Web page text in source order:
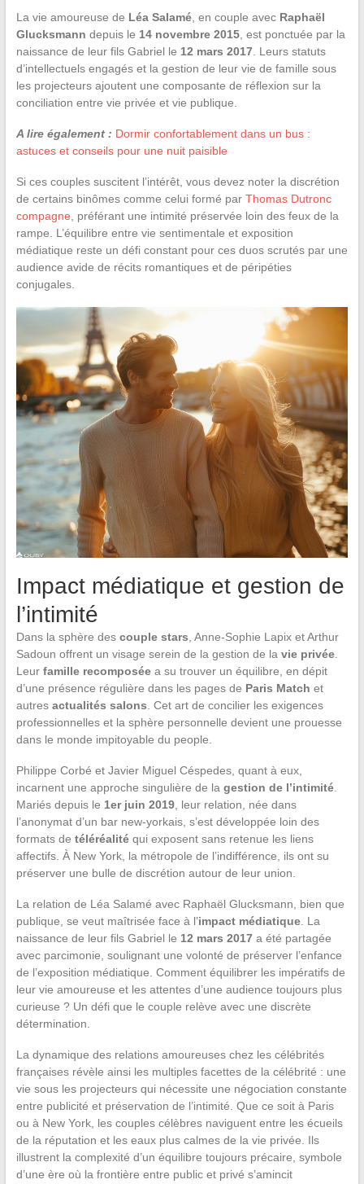
La vie amoureuse de Léa Salamé, en couple avec Raphaël
Glucksmann depuis le 14 novembre 2015, est ponctuée par la
naissance de leur fils Gabriel le 12 mars 2017. Leurs statuts
d’intellectuels engagés et la gestion de leur vie de famille sous
les projecteurs ajoutent une composante de réflexion sur la
conciliation entre vie privée et vie publique.
A lire également : Dormir confortablement dans un bus :
astuces et conseils pour une nuit paisible
Si ces couples suscitent l’intérêt, vous devez noter la discrétion
de certains binômes comme celui formé par Thomas Dutronc
compagne , préférant une intimité préservée loin des feux de la
rampe. L’équilibre entre vie sentimentale et exposition
médiatique reste un défi constant pour ces duos scrutés par une
audience avide de récits romantiques et de péripéties
conjugales.
Impact médiatique et gestion de
l’intimité
Dans la sphère des couple stars , Anne-Sophie Lapix et Arthur
Sadoun offrent un visage serein de la gestion de la vie privée.
Leur famille recomposéea su trouver un équilibre, en dépit
d’une présence régulière dans les pages de Paris Match et
autres actualités salons . Cet art de concilier les exigences
professionnelles et la sphère personnelle devient une prouesse
dans le monde impitoyable du people.
Philippe Corbé et Javier Miguel Céspedes, quant à eux,
incarnent une approche singulière de la gestion de l’intimité.
Mariés depuis le 1er juin 2019, leur relation, née dans
l’anonymat d’un bar new-yorkais, s’est développée loin des
formats de téléréalitéqui exposent sans retenue les liens
affectifs. À New York, la métropole de l’indifférence, ils ont su
préserver une bulle de discrétion autour de leur union.
La relation de Léa Salamé avec Raphaël Glucksmann, bien que
publique, se veut maîtrisée face à l’impact médiatique. La
naissance de leur fils Gabriel le 12 mars 2017a été partagée
avec parcimonie, soulignant une volonté de préserver l’enfance
de l’exposition médiatique. Comment équilibrer les impératifs de
leur vie amoureuse et les attentes d’une audience toujours plus
curieuse ? Un défi que le couple relève avec une discrète
détermination.
La dynamique des relations amoureuses chez les célébrités
françaises révèle ainsi les multiples facettes de la célébrité : une
vie sous les projecteurs qui nécessite une négociation constante
entre publicité et préservation de l’intimité. Que ce soit à Paris
ou à New York, les couples célèbres naviguent entre les écueils
de la réputation et les eaux plus calmes de la vie privée. Ils
illustrent la complexité d’un équilibre toujours précaire, symbole
d’une ère où la frontière entre public et privé s’amincit